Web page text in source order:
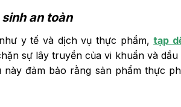
an toàn
y tế và dịch vụ thực phẩm,tạp
sự lây truyền của vi khuẩn và
này đảm bảo rằng sản phẩm thực